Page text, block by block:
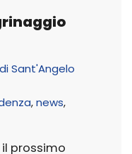
Sant'Angelo
,news,
prossimo